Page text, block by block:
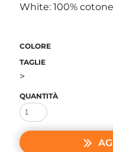
White: 100% cotone
COLORE
TAGLIE
>
QUANTITÀ